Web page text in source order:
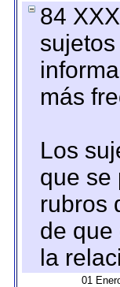
84
más
Los
que se
rubros
de que
la
01